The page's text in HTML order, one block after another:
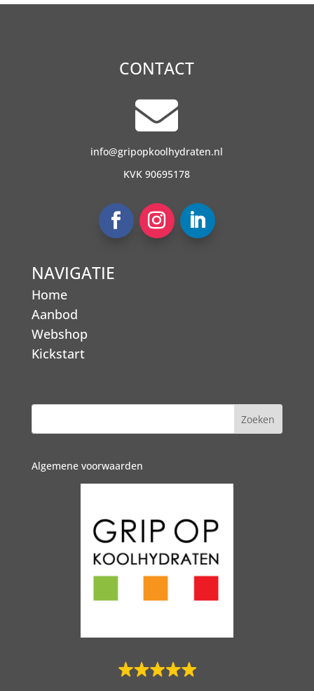
CONTACT

info@gripopkoolhydraten.nl
KVK 90695178
NAVIGATIE
Home
Aanbod
Webshop
Kickstart
Algemene voorwaarden